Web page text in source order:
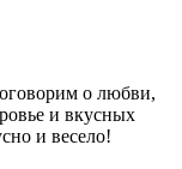
о любви,
и вкусных
и весело!